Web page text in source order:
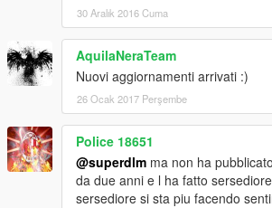
30 Aralık 2016 Cuma
AquilaNeraTeam
Nuovi aggiornamenti arrivati :)
26 Ocak 2017 Perşembe
Police 18651
@superdlm ma non ha
da due anni e l ha fatto
sersediore si sta piu facendo